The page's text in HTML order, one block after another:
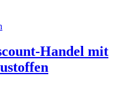
Handel mit